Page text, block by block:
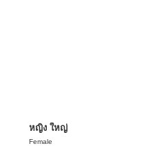
หญิง ใหญ่
Female